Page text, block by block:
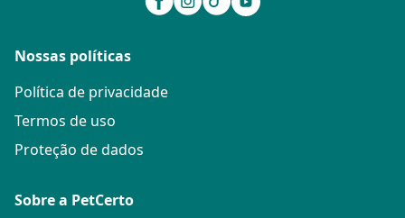
Nossas políticas
Política de privacidade
Termos de uso
Proteção de dados
Sobre a PetCerto